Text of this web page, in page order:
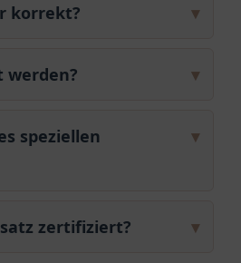
▾
korrekt?
▾
werden?
▾
speziellen
▾
zertifiziert?